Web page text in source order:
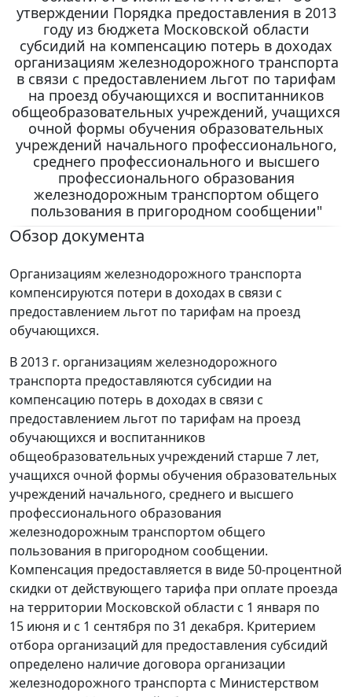
утверждении Порядка предоставления в 2013
году из бюджета Московской области
субсидий на компенсацию потерь в доходах
организациям железнодорожного транспорта
в связи с предоставлением льгот по тарифам
на проезд обучающихся и воспитанников
общеобразовательных учреждений, учащихся
очной формы обучения образовательных
учреждений начального профессионального,
среднего профессионального и высшего
профессионального образования
железнодорожным транспортом общего
пользования в пригородном сообщении"
Обзор документа
Организациям железнодорожного транспорта
компенсируются потери в доходах в связи с
предоставлением льгот по тарифам на проезд
обучающихся.
В 2013 г. организациям железнодорожного
транспорта предоставляются субсидии на
компенсацию потерь в доходах в связи с
предоставлением льгот по тарифам на проезд
обучающихся и воспитанников
общеобразовательных учреждений старше 7 лет,
учащихся очной формы обучения образовательных
учреждений начального, среднего и высшего
профессионального образования
железнодорожным транспортом общего
пользования в пригородном сообщении.
Компенсация предоставляется в виде 50-процентной
скидки от действующего тарифа при оплате проезда
на территории Московской области с 1 января по
15 июня и с 1 сентября по 31 декабря. Критерием
отбора организаций для предоставления субсидий
определено наличие договора организации
железнодорожного транспорта с Министерством